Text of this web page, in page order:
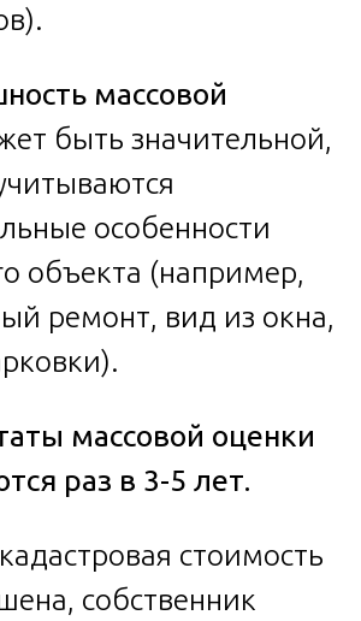
массовой
быть значительной,
особенности
объекта (например,
ремонт, вид из окна,
массовой оценки
раз в 3-5 лет.
стоимость
собственник